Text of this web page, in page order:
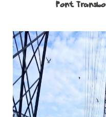
Pont